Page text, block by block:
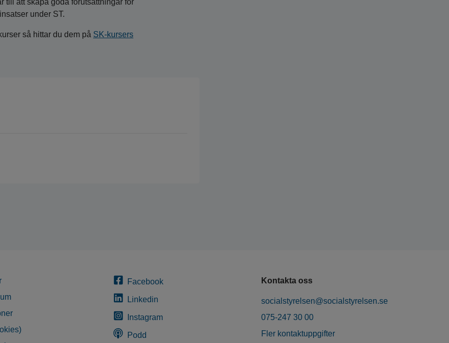
till att skapa goda förutsättningar för
under ST.
så hittar du dem på SK-kursers
Facebook
Linkedin
Instagram
Podd
Kontakta oss
socialstyrelsen@socialstyrelsen.se
075-247 30 00
Fler kontaktuppgifter